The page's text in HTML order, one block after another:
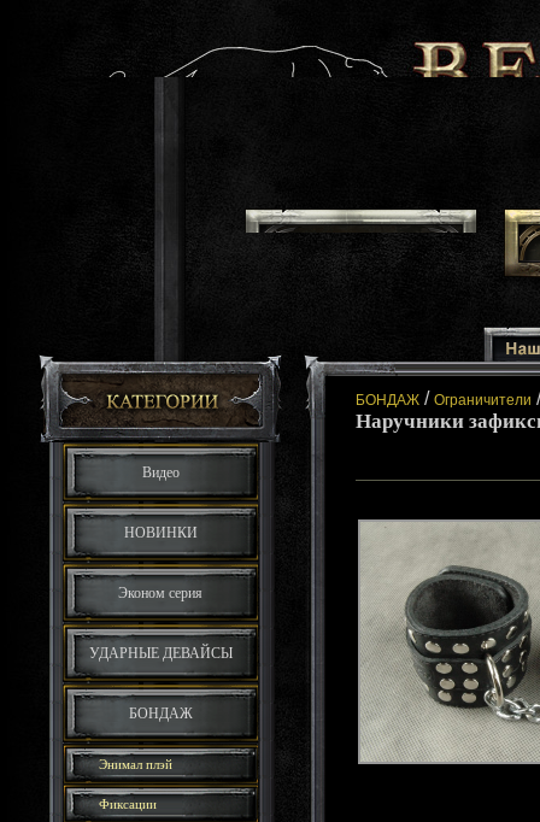
Видео
НОВИНКИ
Эконом серия
УДАРНЫЕ ДЕВАЙСЫ
БОНДАЖ
Энимал плэй
Фиксации
БОНДАЖ / Ограничители
Наручники